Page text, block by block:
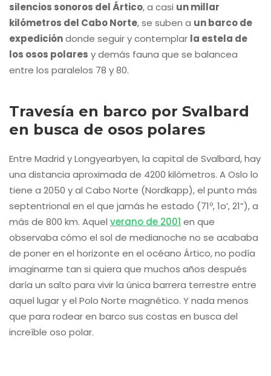
silencios sonoros del Ártico, a casi un millar
kilómetros del Cabo Norte, se suben a un barco de
expedicióndonde seguir y contemplar la estela de
los osos polares y demás fauna que se balancea
entre los paralelos 78 y 80.
Travesía en barco por Svalbard
en busca de osos polares
Entre Madrid y Longyearbyen, la capital de Svalbard, hay
una distancia aproximada de 4200 kilómetros. A Oslo lo
tiene a 2050 y al Cabo Norte (Nordkapp), el punto más
septentrional en el que jamás he estado (71º, 1o’, 21”), a
más de 800 km. Aquel verano de 2001 en que
observaba cómo el sol de medianoche no se acababa
de poner en el horizonte en el océano Ártico, no podía
imaginarme tan si quiera que muchos años después
daría un salto para vivir la única barrera terrestre entre
aquel lugar y el Polo Norte magnético. Y nada menos
que para rodear en barco sus costas en busca del
increíble oso polar.